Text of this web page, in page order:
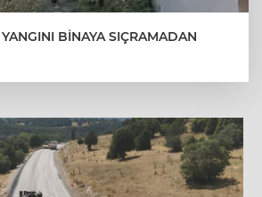
BİNAYA SIÇRAMADAN